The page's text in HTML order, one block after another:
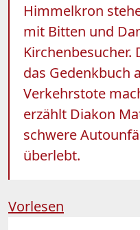
Himmelkron
mit Bitten und
Kirchenbesucher.
das Gedenkbuch
Verkehrstote
erzählt Diakon
schwere
überlebt.
Vorlesen